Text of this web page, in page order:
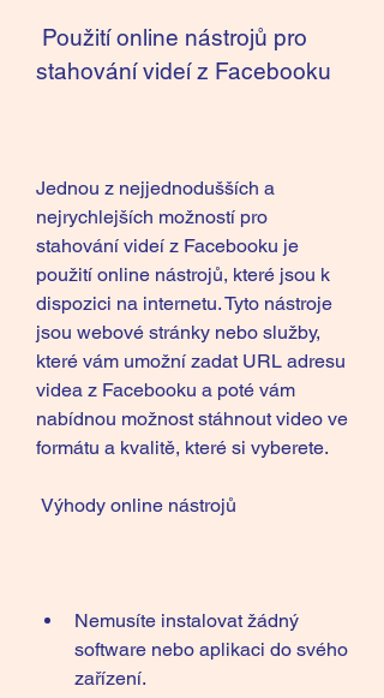
stahování videí z Facebooku
Jednou z nejjednodušších a
nejrychlejších možností pro
stahování videí z Facebooku je
použití online nástrojů, které jsou k
dispozici na internetu. Tyto nástroje
jsou webové stránky nebo služby,
které vám umožní zadat URL adresu
videa z Facebooku a poté vám
nabídnou možnost stáhnout video ve
formátu a kvalitě, které si vyberete.
Výhody online nástrojů
Nemusíte instalovat žádný
software nebo aplikaci do svého
zařízení.